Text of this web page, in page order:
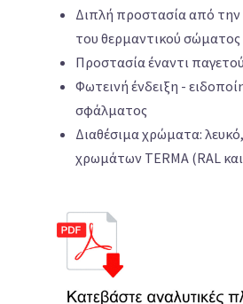
Διπλή προστασία από
του θερμαντικού σώματος
Προστασία έναντι
Φωτεινή ένδειξη -
σφάλματος
Διαθέσιμα χρώματα:
χρωμάτων TERMA (RAL